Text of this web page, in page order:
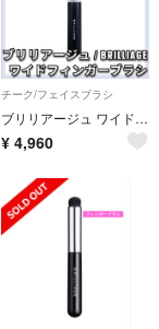
チーク/フェイスブラシ
ブリリアージュ ワイドフィンガーブラシ カモフラージュ コンシーラーチーク
¥ 4,960